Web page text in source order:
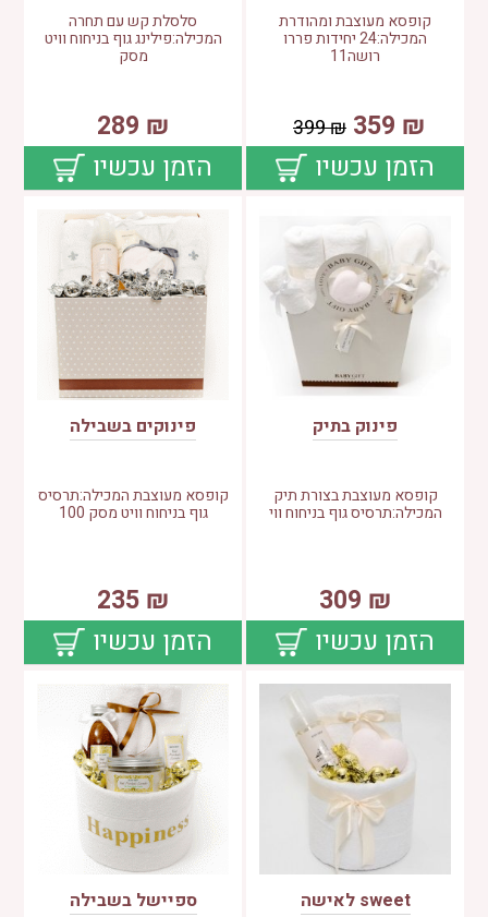
קופסא מעוצבת ומהודרת
המכילה:24 יחידות פררו
רושה11
₪
359
₪
399
הזמן עכשיו
סלסלת קש עם תחרה
המכילה:פילינג גוף בניחוח וויט
מסק
₪
289
הזמן עכשיו
פינוק בתיק
קופסא מעוצבת בצורת תיק
המכילה:תרסיס גוף בניחוח ווי
₪
309
הזמן עכשיו
פינוקים בשבילה
קופסא מעוצבת המכילה:תרסיס
גוף בניחוח וויט מסק 100
₪
235
הזמן עכשיו
sweet לאישה ספיישל בשבילה